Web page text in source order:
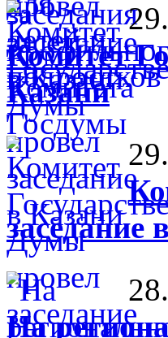
Комитет
Казани
заседание
На